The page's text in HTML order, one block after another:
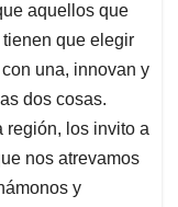
aquellos que
que elegir
una, innovan y
dos cosas.
región, los invito a
nos atrevamos
y